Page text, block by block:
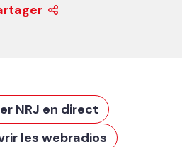
NRJ en direct
les webradios